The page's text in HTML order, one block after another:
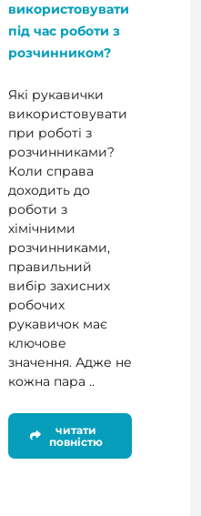
використовувати
під час роботи з
розчинником?
Які рукавички
використовувати
при роботі з
розчинниками?
Коли справа
доходить до
роботи з
хімічними
розчинниками,
правильний
вибір захисних
робочих
рукавичок має
ключове
значення. Адже не
кожна пара ..
читати
повністю